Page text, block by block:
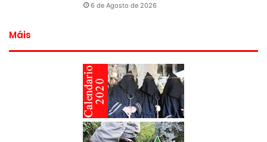
6 de Agosto de 2026
Máis